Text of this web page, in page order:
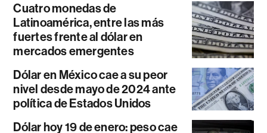
Cuatro monedas de
Latinoamérica, entre las más
fuertes frente al dólar en
mercados emergentes
Dólar en México cae a su peor
nivel desde mayo de 2024 ante
política de Estados Unidos
Dólar hoy 19 de enero: peso cae